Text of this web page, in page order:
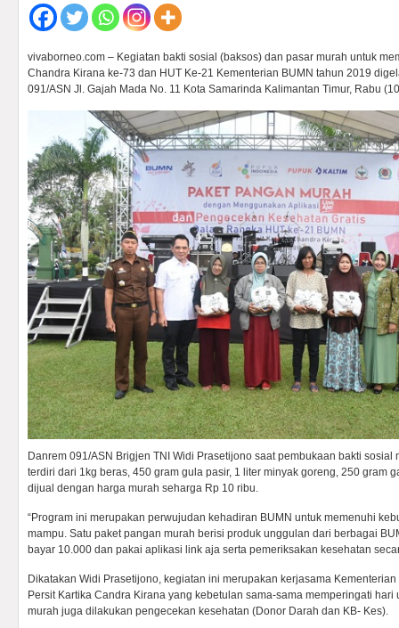
vivaborneo.com – Kegiatan bakti sosial (baksos) dan pasar murah untuk
Chandra Kirana ke-73 dan HUT Ke-21 Kementerian BUMN tahun 2019
091/ASN Jl. Gajah Mada No. 11 Kota Samarinda Kalimantan Timur, Rabu
Danrem 091/ASN Brigjen TNI Widi Prasetijono saat pembukaan bakti
terdiri dari 1kg beras, 450 gram gula pasir, 1 liter minyak goreng, 250 gram
dijual dengan harga murah seharga Rp 10 ribu.
“Program ini merupakan perwujudan kehadiran BUMN untuk memenuhi
mampu. Satu paket pangan murah berisi produk unggulan dari berbagai
bayar 10.000 dan pakai aplikasi link aja serta pemeriksakan kesehatan
Dikatakan Widi Prasetijono, kegiatan ini merupakan kerjasama
Persit Kartika Candra Kirana yang kebetulan sama-sama memperingati
murah juga dilakukan pengecekan kesehatan (Donor Darah dan KB- Kes).